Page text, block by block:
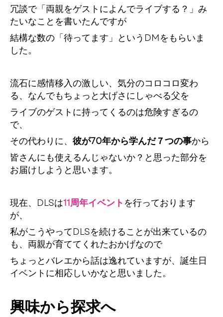
冗談で「両親をゲストによんでライブする？」み
たいなことを書いたんですが
結構な数の「待ってます」というDMをもらいま
した。
流石に感情移入の激しい、気分のコロコロ変わ
る、なんでもちょっと大げさにしゃべる父を
ライブのゲストに持ってくるのは危険すぎるの
で、
その代わりに、 彼が70年から学んだ７つの事から
皆さんにも使えるんじゃないか？と思った部分を
お届けしようと思います。
現在、DLSは11周年イベントを行っております
が、
私がこうやってDLSを続けることが出来ているの
も、両親が育ててくれたおかげなので
ちょっとバレエから話は逸れていますが、誕生日
イベントに相応しいかなと思いました。
興味から探求へ